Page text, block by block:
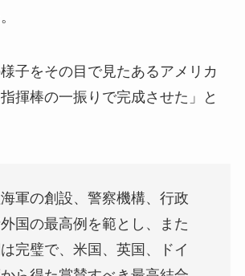
様子をその目で見たあるアメリカ
揮棒の一振りで完成させた」と
軍の創設、警察機構、行政
国の最高例を範とし、また
完璧で、米国、英国、ドイ